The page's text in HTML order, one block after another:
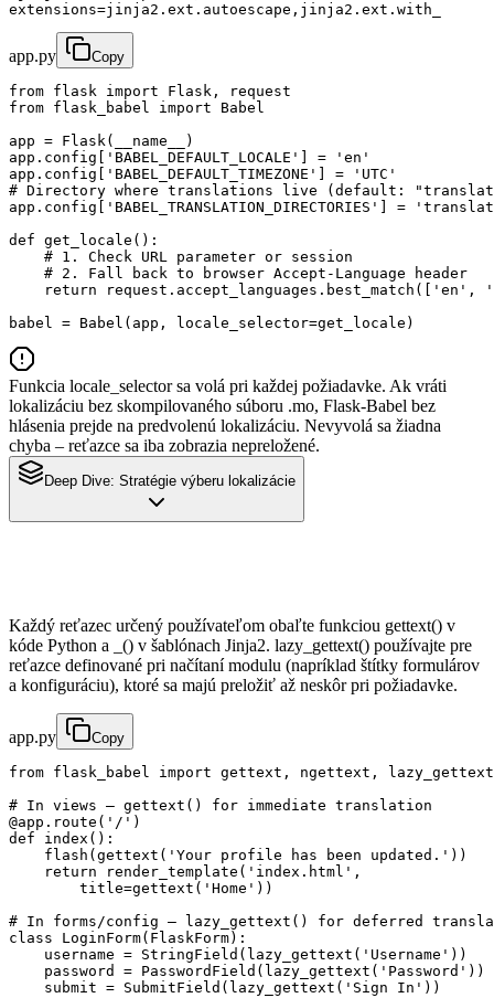
extensions=jinja2.ext.autoescape,jinja2.ext.with_
app.py Copy
from flask import Flask, request
from flask_babel import Babel
app = Flask(__name__)
app.config['BABEL_DEFAULT_LOCALE'] = 'en'
app.config['BABEL_DEFAULT_TIMEZONE'] = 'UTC'
# Directory where translations live (default:
app.config['BABEL_TRANSLATION_DIRECTORIES'] =
def get_locale():
    # 1. Check URL parameter or session
    # 2. Fall back to browser Accept-Language header
return request.accept_languages.best_match(['en',
babel = Babel(app, locale_selector=get_locale)
Funkcia locale_selector sa volá pri každej požiadavke. Ak vráti
lokalizáciu bez skompilovaného súboru .mo, Flask-Babel bez
hlásenia prejde na predvolenú lokalizáciu. Nevyvolá sa žiadna
chyba – reťazce sa iba zobrazia nepreložené.
Deep Dive: Stratégie výberu lokalizácie
Každý reťazec určený používateľom obaľte funkciou gettext() v
kóde Python a _() v šablónach Jinja2. lazy_gettext() používajte pre
reťazce definované pri načítaní modulu (napríklad štítky formulárov
a konfiguráciu), ktoré sa majú preložiť až neskôr pri požiadavke.
app.py Copy
from flask_babel import gettext, ngettext, lazy_gettext
# In views — gettext() for immediate translation
@app.route('/')
def index():
    flash(gettext('Your profile has been updated.'))
    return render_template('index.html',
        title=gettext('Home'))
# In forms/config — lazy_gettext() for deferred
class LoginForm(FlaskForm):
    username = StringField(lazy_gettext('Username'))
    password = PasswordField(lazy_gettext('Password'))
    submit = SubmitField(lazy_gettext('Sign In'))